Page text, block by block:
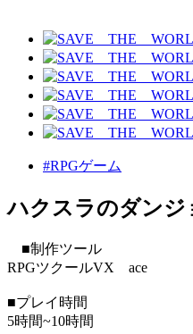
#RPGゲーム
ハクスラのダンジ
■制作ツール
RPGツクールVX ace
■プレイ時間
5時間~10時間